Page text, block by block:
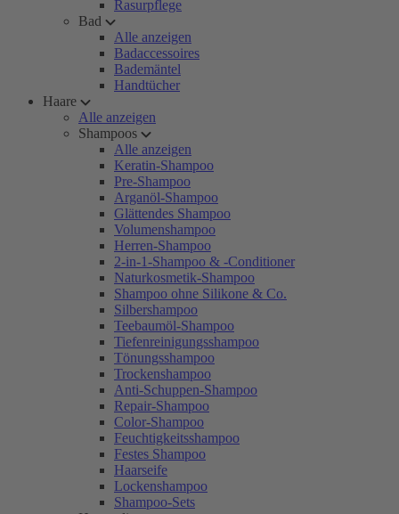
Rasurpflege
Bad
Alle anzeigen
Badaccessoires
Bademäntel
Handtücher
Haare
Alle anzeigen
Shampoos
Alle anzeigen
Keratin-Shampoo
Pre-Shampoo
Arganöl-Shampoo
Glättendes Shampoo
Volumenshampoo
Herren-Shampoo
2-in-1-Shampoo & -Conditioner
Naturkosmetik-Shampoo
Shampoo ohne Silikone & Co.
Silbershampoo
Teebaumöl-Shampoo
Tiefenreinigungsshampoo
Tönungsshampoo
Trockenshampoo
Anti-Schuppen-Shampoo
Repair-Shampoo
Color-Shampoo
Feuchtigkeitsshampoo
Festes Shampoo
Haarseife
Lockenshampoo
Shampoo-Sets